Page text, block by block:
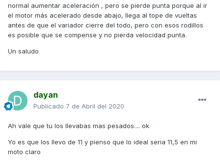
normal aumentar aceleración , pero se pierde punta porque al ir
el motor más acelerado desde abajo, llega al tope de vueltas
antes de que el variador cierre del todo, pero con esos rodillos
es posible que se compense y no pierda velocidad punta.
Un saludo
dayan
Publicado 7 de Abril del 2020
Ah vale que tu los llevabas mas pesados.... ok
Yo es que los llevo de 11 y pienso que lo ideal seria 11,5 en mi
moto claro